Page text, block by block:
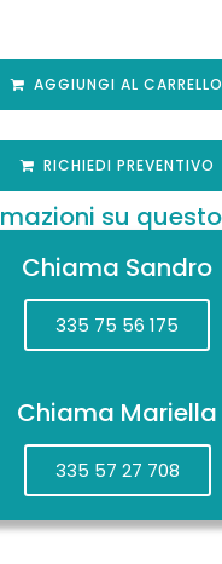
AGGIUNGI AL CARRELLO
RICHIEDI PREVENTIVO
su
Chiama Sandro
335 75 56 175
Chiama Mariella
335 57 27 708